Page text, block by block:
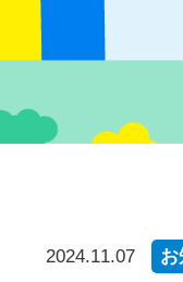
2024.11.07 お